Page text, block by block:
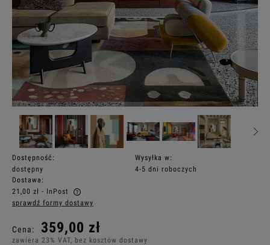
Dostępność:
dostępny
Wysyłka w:
4-5 dni roboczych
Dostawa:
21,00 zł - InPost
Cena nie zawiera ewentualnych kosztów płatności
sprawdź formy dostawy
Cena: 359,00 zł
zawiera 23% VAT, bez kosztów dostawy